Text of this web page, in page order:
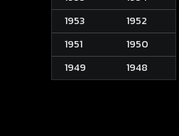
1953
1952
1951
1950
1949
1948